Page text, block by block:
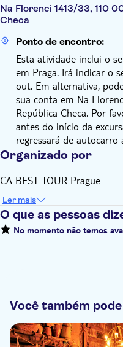
Na Florenci 1413/33, 110
Checa
Ponto de encontro:
Esta atividade inclui o
em Praga. Irá indicar o
out. Em alternativa,
sua conta em Na
República Checa. Por
antes do início da
regressará de
Organizado por
CA BEST TOUR Prague
Ler mais
O que as pessoas
No momento não temos
Você também